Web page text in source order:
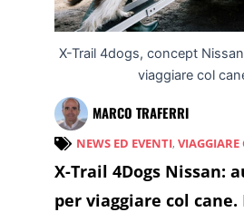
X-Trail 4dogs, concept
viaggiare col
MARCO TRAFERRI
NEWS ED EVENTI,
X-Trail 4Dogs Nissan:
per viaggiare col cane.